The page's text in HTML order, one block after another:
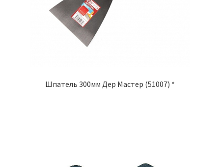
Шпатель 300мм Дер Мастер (51007) *